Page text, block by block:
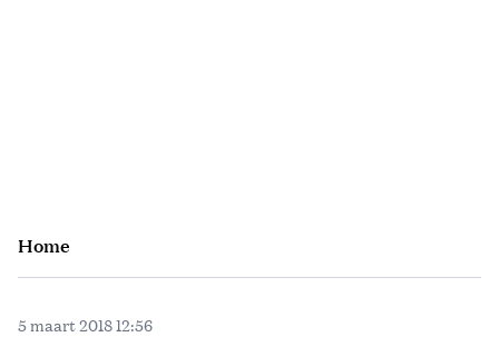
Home
5 maart 2018 12:56